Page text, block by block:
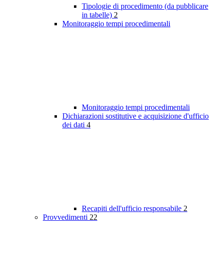
Tipologie di procedimento (da pubblicare
in tabelle) 2
Monitoraggio tempi procedimentali
Monitoraggio tempi procedimentali
Dichiarazioni sostitutive e acquisizione d'ufficio
dei dati 4
Recapiti dell'ufficio responsabile 2
Provvedimenti 22